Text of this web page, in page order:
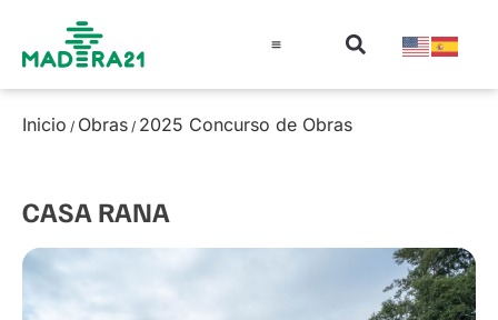
Inicio / Obras / 2025 Concurso de Obras
CASA RANA